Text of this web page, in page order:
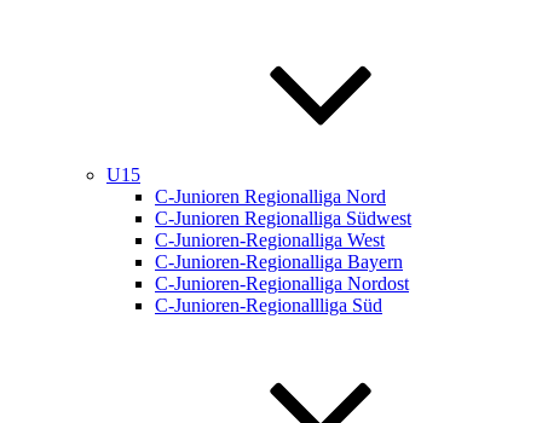
U15
C-Junioren Regionalliga Nord
C-Junioren Regionalliga Südwest
C-Junioren-Regionalliga West
C-Junioren-Regionalliga Bayern
C-Junioren-Regionalliga Nordost
C-Junioren-Regionallliga Süd